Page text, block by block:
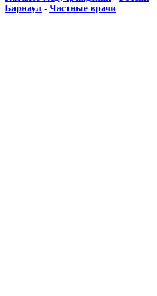
Барнаул - Частные врачи